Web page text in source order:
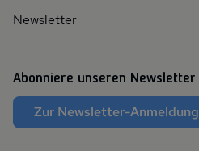
Newsletter
Abonniere unseren Newsletter
Zur Newsletter-Anmeldung